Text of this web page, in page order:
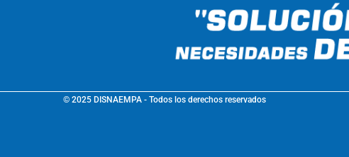
© 2025 DISNAEMPA - Todos los derechos reservados